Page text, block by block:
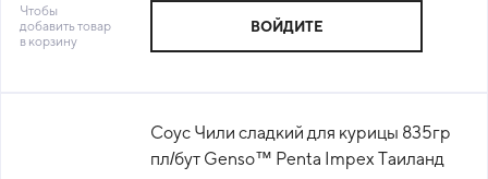
Чтобы
добавить товар
в корзину
ВОЙДИТЕ
Соус Чили сладкий для курицы 835гр
пл/бут Genso™ Penta Impex Таиланд